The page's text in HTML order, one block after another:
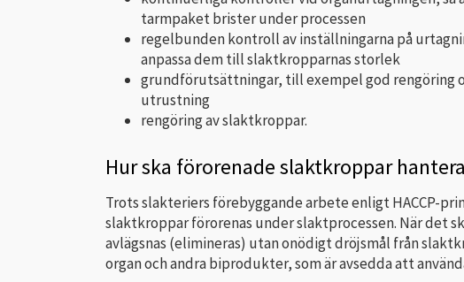
tarmpaket brister under processen
regelbunden kontroll av inställningarna på
anpassa dem till slaktkropparnas storlek
grundförutsättningar, till exempel god rengöring
utrustning
rengöring av slaktkroppar.
Hur ska förorenade slaktkroppar
Trots slakteriers förebyggande arbete enligt HACCP-
slaktkroppar förorenas under slaktprocessen. När det
avlägsnas (elimineras) utan onödigt dröjsmål från
organ och andra biprodukter, som är avsedda att